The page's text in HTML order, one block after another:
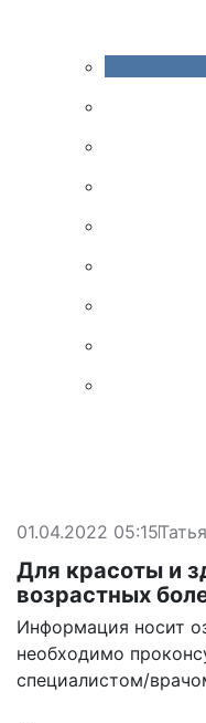
01.04.2022 05:15
Для красоты и
возрастных
Информация носит
необходимо
специалистом/